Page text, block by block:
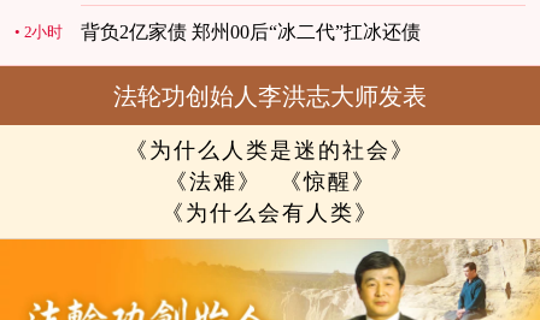
2小时 背负2亿家债 郑州00后“冰二代”扛冰还债
法轮功创始人李洪志大师发表
《为什么人类是迷的社会》
《法难》
《惊醒》
《为什么会有人类》